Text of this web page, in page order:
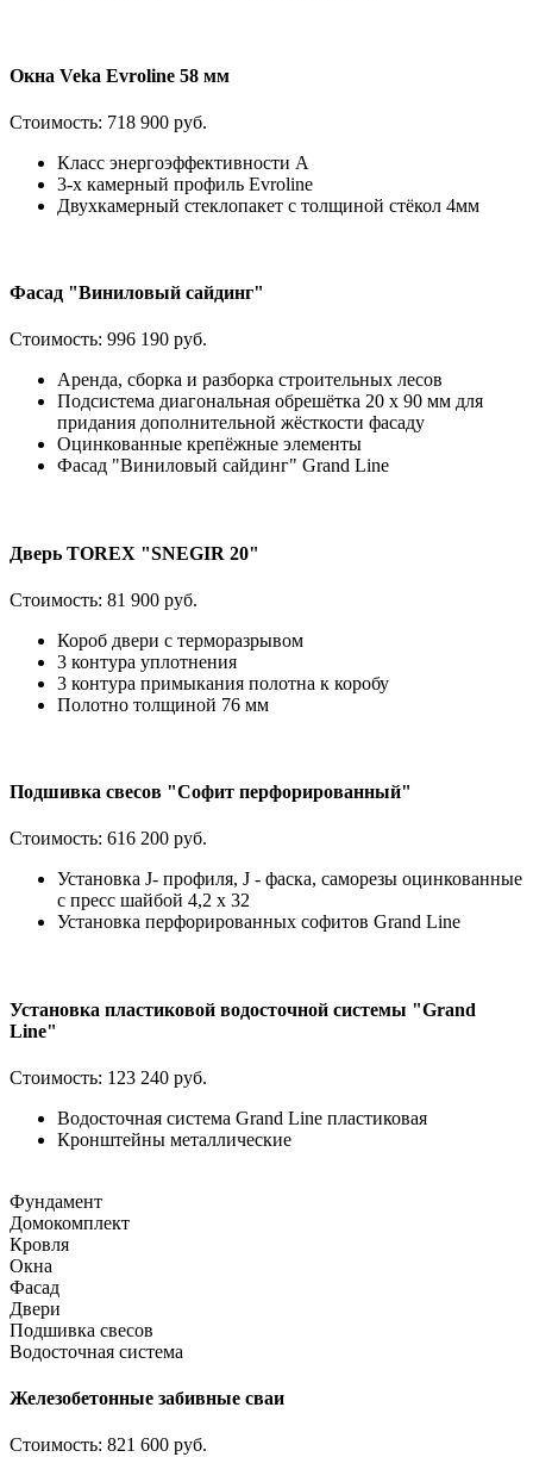
Окна Veka Evroline 58 мм
Стоимость: 718 900 руб.
Класс энергоэффективности А
3-х камерный профиль Evroline
Двухкамерный стеклопакет с толщиной стёкол 4мм
Фасад "Виниловый сайдинг"
Стоимость: 996 190 руб.
Аренда, сборка и разборка строительных лесов
Подсистема диагональная обрешётка 20 х 90 мм для
придания дополнительной жёсткости фасаду
Оцинкованные крепёжные элементы
Фасад "Виниловый сайдинг" Grand Line
Дверь TOREX "SNEGIR 20"
Стоимость: 81 900 руб.
Короб двери с терморазрывом
3 контура уплотнения
3 контура примыкания полотна к коробу
Полотно толщиной 76 мм
Подшивка свесов "Софит перфорированный"
Стоимость: 616 200 руб.
Установка J- профиля, J - фаска, саморезы оцинкованные
с пресс шайбой 4,2 х 32
Установка перфорированных софитов Grand Line
Установка пластиковой водосточной системы "Grand
Line"
Стоимость: 123 240 руб.
Водосточная система Grand Line пластиковая
Кронштейны металлические
Фундамент
Домокомплект
Кровля
Окна
Фасад
Двери
Подшивка свесов
Водосточная система
Железобетонные забивные сваи
Стоимость: 821 600 руб.